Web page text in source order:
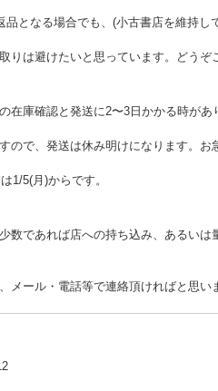
となる場合でも、(小古書店を維持し
りは避けたいと思っています。どうぞ
庫確認と発送に2〜3日かかる時があ
ので、発送は休み明けになります。
1/5(月)からです。
であれば店への持ち込み、あるい
メール・電話等で連絡頂ければと思い